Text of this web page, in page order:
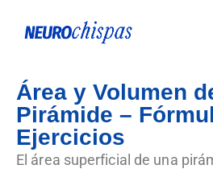
Área y Volumen
Pirámide –
Ejercicios
El área superficial de una